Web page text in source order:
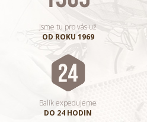
Jsme tu pro vás už
OD ROKU 1969
Balík expedujeme
DO 24 HODIN